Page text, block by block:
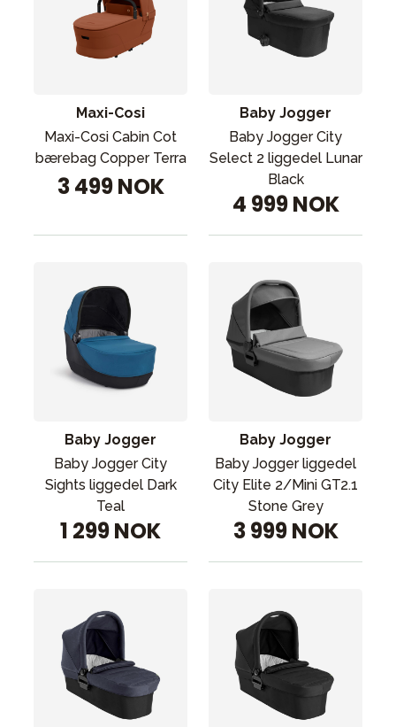
Maxi-Cosi
Maxi-Cosi Cabin Cot
bærebag Copper Terra
3 499 NOK
Baby Jogger
Baby Jogger City
Select 2 liggedel Lunar
Black
4 999 NOK
Baby Jogger
Baby Jogger City
Sights liggedel Dark
Teal
1 299 NOK
Baby Jogger
Baby Jogger liggedel
City Elite 2/Mini GT2.1
Stone Grey
3 999 NOK